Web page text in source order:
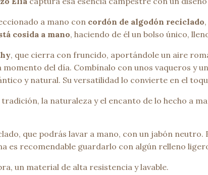
a mano con cordón de algodón reciclado
cosida a mano, haciendo de él un bolso único,
, que cierra con fruncido, aportándole un aire
del día. Combínalo con unos vaqueros y
y natural. Su versatilidad lo convierte en el
la naturaleza y el encanto de lo hecho a
que podrás lavar a mano, con un jabón
es recomendable guardarlo con algún relleno
un material de alta resistencia y lavable.